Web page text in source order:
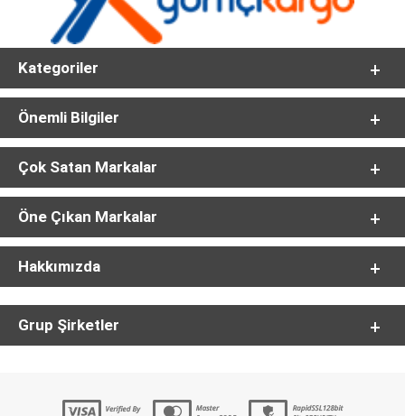
Kategoriler
Önemli Bilgiler
Çok Satan Markalar
Öne Çıkan Markalar
Hakkımızda
Grup Şirketler